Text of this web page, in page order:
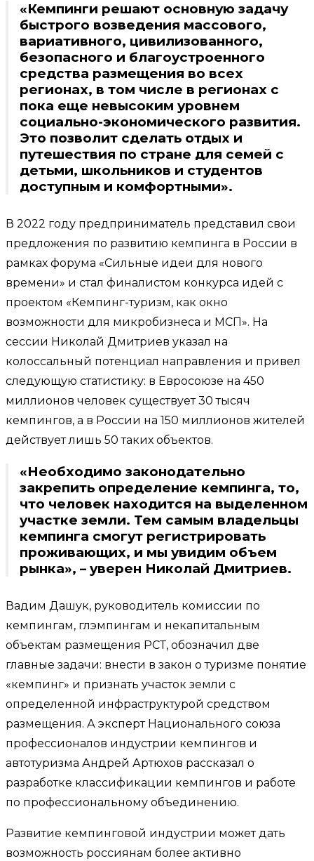
«Кемпинги решают основную задачу
быстрого возведения массового,
вариативного, цивилизованного,
безопасного и благоустроенного
средства размещения во всех
регионах, в том числе в регионах с
пока еще невысоким уровнем
социально-экономического развития.
Это позволит сделать отдых и
путешествия по стране для семей с
детьми, школьников и студентов
доступным и комфортными».
В 2022 году предприниматель представил свои
предложения по развитию кемпинга в России в
рамках форума «Сильные идеи для нового
времени» и стал финалистом конкурса идей с
проектом «Кемпинг-туризм, как окно
возможности для микробизнеса и МСП». На
сессии Николай Дмитриев указал на
колоссальный потенциал направления и привел
следующую статистику: в Евросоюзе на 450
миллионов человек существует 30 тысяч
кемпингов, а в России на 150 миллионов жителей
действует лишь 50 таких объектов.
«Необходимо законодательно
закрепить определение кемпинга, то,
что человек находится на выделенном
участке земли. Тем самым владельцы
кемпинга смогут регистрировать
проживающих, и мы увидим объем
рынка», – уверен Николай Дмитриев.
Вадим Дашук, руководитель комиссии по
кемпингам, глэмпингам и некапитальным
объектам размещения РСТ, обозначил две
главные задачи: внести в закон о туризме понятие
«кемпинг» и признать участок земли с
определенной инфраструктурой средством
размещения. А эксперт Национального союза
профессионалов индустрии кемпингов и
автотуризма Андрей Артюхов рассказал о
разработке классификации кемпингов и работе
по профессиональному объединению.
Развитие кемпинговой индустрии может дать
возможность россиянам более активно